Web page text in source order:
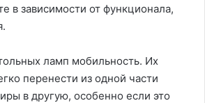
в зависимости от функционала,
ламп мобильность. Их
перенести из одной части
в другую, особенно если это